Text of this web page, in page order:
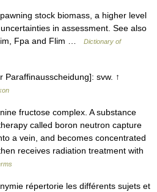
stock biomass, a higher level
in assessment. See also
Fpa and Flim …
Dictionary of
svw. ↑
fructose complex. A substance
called boron neutron capture
a vein, and becomes concentrated
receives radiation treatment with
répertorie les différents sujets et